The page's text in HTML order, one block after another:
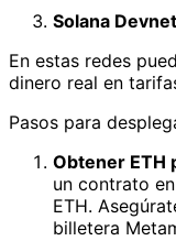
Solana
En estas redes
dinero real en
Pasos para
Obtener ETH
un contrato
ETH.
billetera